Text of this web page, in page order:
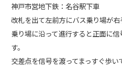
神戸市営地下鉄：名谷駅下車
改札を出て左前方にバス乗り場が右
乗り場に沿って進行すると正面に
す。
交差点を信号を渡ってまっすぐ歩